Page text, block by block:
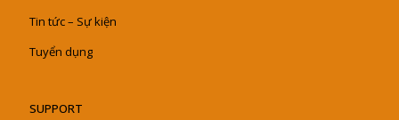
Tin tức – Sự kiện
Tuyển dụng
SUPPORT